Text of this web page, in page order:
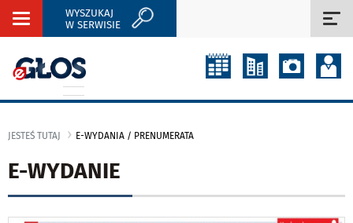
Rozwiń
WYSZUKAJ
W SERWISIE
JESTEŚ TUTAJ E-WYDANIA / PRENUMERATA
E-WYDANIE